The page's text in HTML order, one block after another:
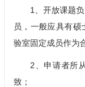
1、开放课题
员，一般应具有
验室固定成员作为
2、申请者所
致；